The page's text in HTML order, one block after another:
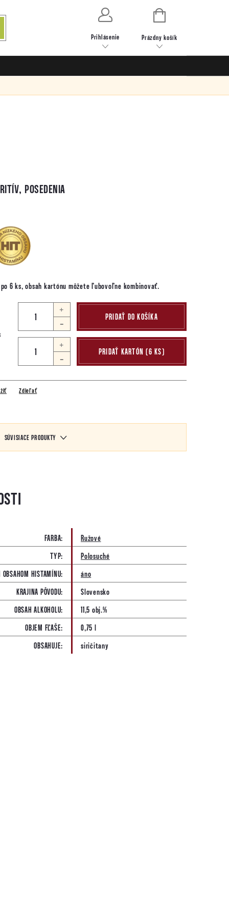
Prihlásenie
NÁKUPNÝ
Prázdny košík
POSEDENIA
6 ks, obsah kartónu môžete ľubovoľne kombinovať.
PRIDAŤ DO KOŠÍKA
+
-
PRIDAŤ KARTÓN (6 KS)
Zdieľať
SÚVISIACE PRODUKTY
FARBA:
Ružové
TYP:
Polosuché
HISTAMÍNU:
áno
KRAJINA PÔVODU:
Slovensko
OBSAH ALKOHOLU:
11,5 obj.%
OBJEM FĽAŠE:
0,75 l
OBSAHUJE: siričitany